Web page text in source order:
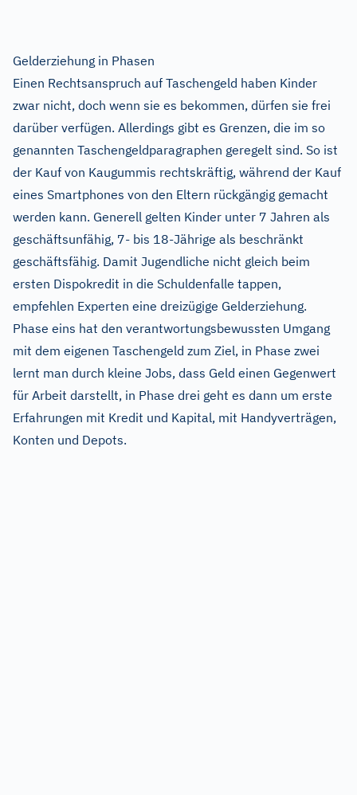
Gelderziehung in Phasen
Einen Rechtsanspruch auf Taschengeld haben Kinder
zwar nicht, doch wenn sie es bekommen, dürfen sie frei
darüber verfügen. Allerdings gibt es Grenzen, die im so
genannten Taschengeldparagraphen geregelt sind. So ist
der Kauf von Kaugummis rechtskräftig, während der Kauf
eines Smartphones von den Eltern rückgängig gemacht
werden kann. Generell gelten Kinder unter 7 Jahren als
geschäftsunfähig, 7- bis 18-Jährige als beschränkt
geschäftsfähig. Damit Jugendliche nicht gleich beim
ersten Dispokredit in die Schuldenfalle tappen,
empfehlen Experten eine dreizügige Gelderziehung.
Phase eins hat den verantwortungsbewussten Umgang
mit dem eigenen Taschengeld zum Ziel, in Phase zwei
lernt man durch kleine Jobs, dass Geld einen Gegenwert
für Arbeit darstellt, in Phase drei geht es dann um erste
Erfahrungen mit Kredit und Kapital, mit Handyverträgen,
Konten und Depots.